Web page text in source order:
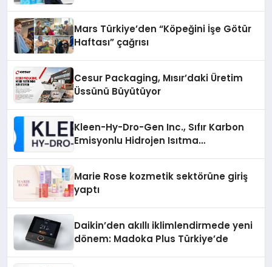
Mars Türkiye’den “Köpeğini İşe Götür
Haftası” çağrısı
Cesur Packaging, Mısır’daki Üretim
Üssünü Büyütüyor
Kleen-Hy-Dro-Gen Inc., Sıfır Karbon
Emisyonlu Hidrojen Isıtma
Marie Rose kozmetik sektörüne giriş
yaptı
Daikin’den akıllı iklimlendirmede yeni
dönem: Madoka Plus Türkiye’de